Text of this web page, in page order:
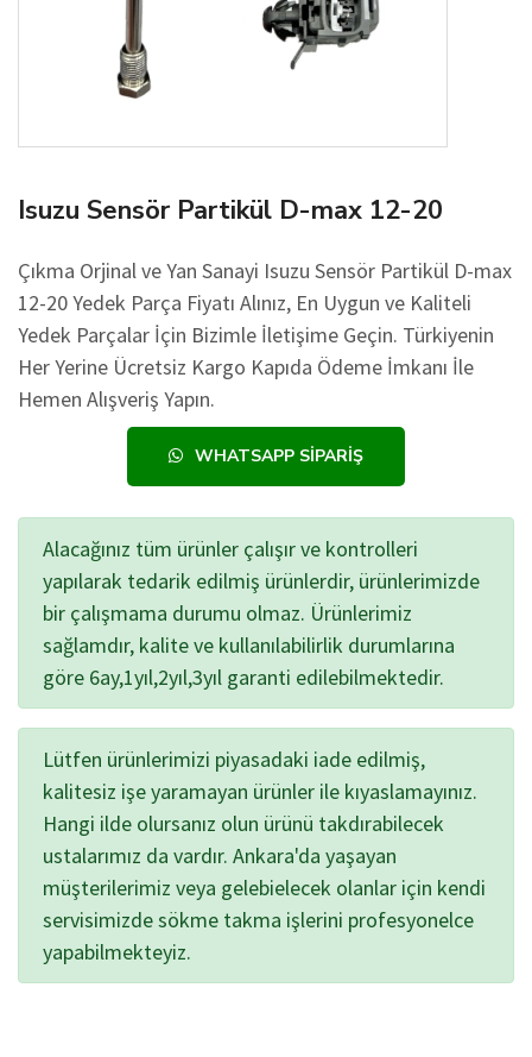
Isuzu Sensör Partikül D-max 12-20
Çıkma Orjinal ve Yan Sanayi Isuzu Sensör Partikül D-max
12-20 Yedek Parça Fiyatı Alınız, En Uygun ve Kaliteli
Yedek Parçalar İçin Bizimle İletişime Geçin. Türkiyenin
Her Yerine Ücretsiz Kargo Kapıda Ödeme İmkanı İle
Hemen Alışveriş Yapın.
WHATSAPP SIPARIŞ
Alacağınız tüm ürünler çalışır ve kontrolleri
yapılarak tedarik edilmiş ürünlerdir, ürünlerimizde
bir çalışmama durumu olmaz. Ürünlerimiz
sağlamdır, kalite ve kullanılabilirlik durumlarına
göre 6ay,1yıl,2yıl,3yıl garanti edilebilmektedir.
Lütfen ürünlerimizi piyasadaki iade edilmiş,
kalitesiz işe yaramayan ürünler ile kıyaslamayınız.
Hangi ilde olursanız olun ürünü takdırabilecek
ustalarımız da vardır. Ankara'da yaşayan
müşterilerimiz veya gelebielecek olanlar için kendi
servisimizde sökme takma işlerini profesyonelce
yapabilmekteyiz.